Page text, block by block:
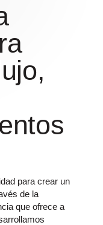
para crear un
de la
que ofrece a